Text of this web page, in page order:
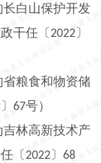
白山保护开发
干任〔2022〕
粮食和物资储
〕 67号）
林高新技术产
〔2022〕 68